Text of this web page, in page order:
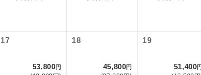
17
53,800円
18
45,800円
19
51,400
ご旅行の契約が成立となります。
バスガイド乗務
ユネスコに登録されて